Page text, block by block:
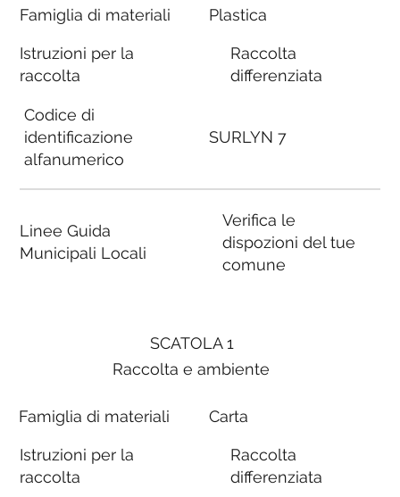
SCATOLA 1
Raccolta e ambiente
Famiglia di materiali
Istruzioni per la
raccolta
Carta
Raccolta
differenziata
Famiglia di materiali
Istruzioni per la
raccolta
Codice di
identificazione
alfanumerico
Linee Guida
Municipali Locali
Plastica
Raccolta
differenziata
SURLYN 7
Verifica le
dispozioni del tue
comune